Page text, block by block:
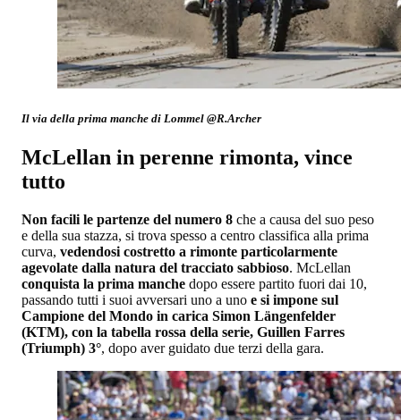
Il via della prima manche di Lommel @R.Archer
McLellan in perenne rimonta, vince
tutto
Non facili le partenze del numero 8 che a causa del suo peso
e della sua stazza, si trova spesso a centro classifica alla prima
curva, vedendosi costretto a rimonte particolarmente
agevolate dalla natura del tracciato sabbioso. McLellan
conquista la prima manche dopo essere partito fuori dai 10,
passando tutti i suoi avversari uno a uno e si impone sul
Campione del Mondo in carica Simon Längenfelder
(KTM), con la tabella rossa della serie, Guillen Farres
(Triumph) 3°, dopo aver guidato due terzi della gara.